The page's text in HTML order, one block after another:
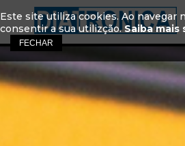
Este site utiliza cookies. Ao navegar
consentir a sua utilizção. Saiba